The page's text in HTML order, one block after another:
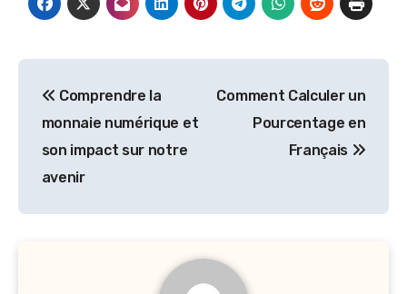
navigation
Comprendre la
monnaie numérique et
son impact sur notre
avenir
Comment Calculer un
Pourcentage en
Français